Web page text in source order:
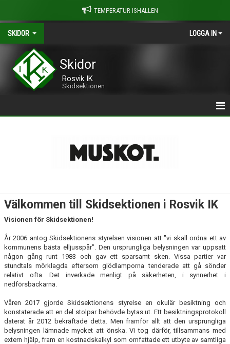
TEMPERATUR ISHALLEN
SKIDOR LOGGA IN
Skidor
Rosvik IK
Skidsektionen
KALENDER
ARENA HEDVALLA
UTRUSTNING
SKIDANS DAG
Välkommen till Skidsektionen i Rosvik IK
Visionen för Skidsektionen!
År 2006 antog Skidsektionens styrelsen visionen att "vi skall ordna ett av
kommunens bästa elljusspår". Den ursprungliga belysningen var uppsatt
någon gång runt 1983 och gav ett sparsamt sken. Vissa partier var
stundtals mörklagda eftersom glödlamporna tenderade att gå sönder
relativt ofta. Det inverkade menligt på säkerheten, i synnerhet i
nedförsbackarna.
Våren 2017 gjorde Skidsektionens styrelse en okulär besiktning och
konstaterade att en del stolpar behövde bytas ut. Ett besiktningsprotokoll
daterat år 2012 bekräftade detta. Men framför allt att den ursprungliga
belysningen lämnade mycket att önska. Vi tog därför, tillsammans med
extern hjälp, fram en kostnadskalkyl som omfattade ett utbyte av samtliga